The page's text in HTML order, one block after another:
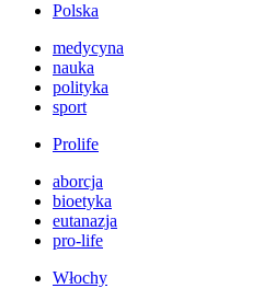
Polska
medycyna
nauka
polityka
sport
Prolife
aborcja
bioetyka
eutanazja
pro-life
Włochy